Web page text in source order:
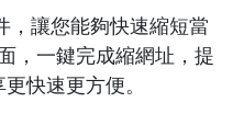
，讓您能夠快速縮短當
，一鍵完成縮網址，提
快速更方便。